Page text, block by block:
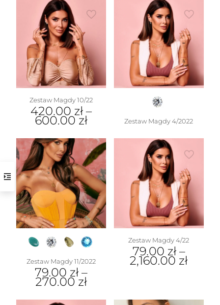
Zestaw Magdy 10/22
420.00 zł –
600.00 zł Zestaw Magdy 4/2022
Zestaw Magdy 11/2022
79.00 zł –
270.00 zł
Zestaw Magdy 4/22
79.00 zł–
2,160.00 zł